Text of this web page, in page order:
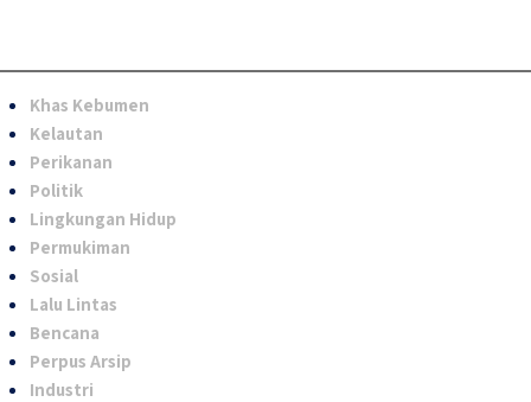
Khas Kebumen
Kelautan
Perikanan
Politik
Lingkungan Hidup
Permukiman
Sosial
Lalu Lintas
Bencana
Perpus Arsip
Industri